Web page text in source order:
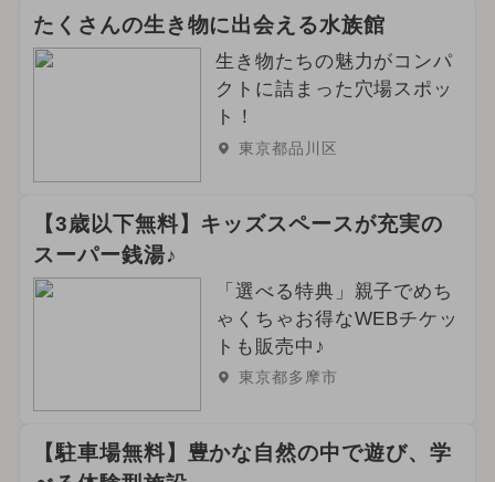
たくさんの生き物に出会える水族館
生き物たちの魅力がコンパ
クトに詰まった穴場スポッ
ト！
東京都品川区
【3歳以下無料】キッズスペースが充実の
スーパー銭湯♪
「選べる特典」親子でめち
ゃくちゃお得なWEBチケッ
トも販売中♪
東京都多摩市
【駐車場無料】豊かな自然の中で遊び、学